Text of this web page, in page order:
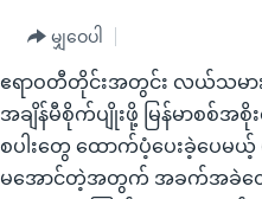
မျှဝေပါ
ဧရာဝတီတိုင်းအတွင်း လယ်သမာ
အချိန်မီစိုက်ပျိုးဖို့ မြန်မာစစ်အစို
စပါးတွေ ထောက်ပံ့ပေးခဲ့ပေမယ့်
မအောင်တဲ့အတွက် အခက်အခဲတွ